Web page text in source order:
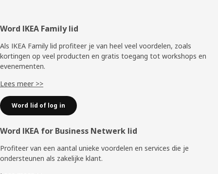
Voettekst
Word IKEA Family lid
Als IKEA Family lid profiteer je van heel veel voordelen, zoals
kortingen op veel producten en gratis toegang tot workshops en
evenementen.
Lees meer >>
Word lid of log in
Word IKEA for Business Netwerk lid
Profiteer van een aantal unieke voordelen en services die je
ondersteunen als zakelijke klant.